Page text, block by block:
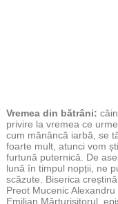
Vremea din bătrâni:
privire la vremea ce
cum mănâncă iarbă, se
foarte mult, atunci vom
furtună puternică. De
lună în timpul nopții, ne
scăzute. Biserica
Preot Mucenic
Emilian Mărturisitorul,